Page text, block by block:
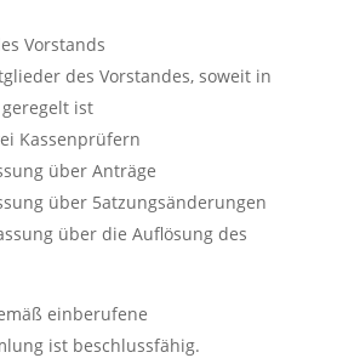
Vorstands
des Vorstandes, soweit in
ist
Kassenprüfern
über Anträge
über 5atzungsänderungen
über die Auflösung des
einberufene
ist beschlussfähig.